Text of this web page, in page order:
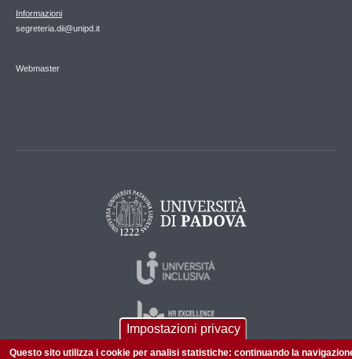
Informazioni
segreteria.dii@unipd.it
Webmaster
Impostazioni privacy
Questo sito utilizza i cookie per analisi statistiche: continuando la